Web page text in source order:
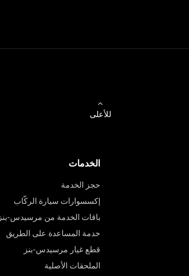
للأعلى
الخدمات
حجز الخدمة
إكسسوارات سيارة الركّاب
باقات الخدمة من مرسيدس-بنز
خدمة المساعدة على الطريق
قطع غيار مرسيدس-بنز
الملحقات الأصلية